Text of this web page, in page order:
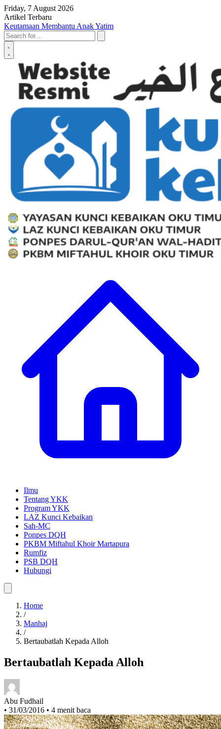
Skip to content
Friday, 7 August 2026
Artikel Terbaru
Penyerahan SK LAZ Kunci Kebaikan OKU Timur, Tonggak Baru
Penguatan Pelayanan Umat
Ilmu
Tentang YKK
Program YKK
LAZ Kunci Kebaikan
Sah-MC
Ponpes DQH
PKBM Miftahul Khoir Martapura
Rumfiz
PSB DQH
Home
/
Manhaj
/
Bertaubatlah Kepada Alloh
Abu Fudhail
• 31/03/2016• 4 menit baca